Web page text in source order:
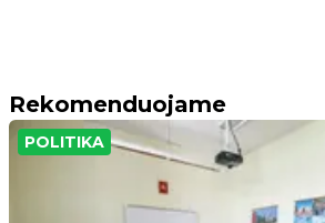
Rekomenduojame
POLITIKA